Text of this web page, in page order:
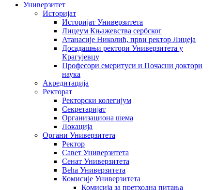
Универзитет
Историјат
Историјат Универзитета
Лицеум Књажевства сербског
Атанасије Николић, први ректор Лицеја
Досадашњи ректори Универзитета у
Крагујевцу
Професори емеритуси и Почасни доктори
наука
Акредитација
Ректорат
Ректорски колегијум
Секретаријат
Организациона шема
Локација
Органи Универзитета
Ректор
Савет Универзитета
Сенат Универзитета
Већа Универзитета
Комисије Универзитета
Комисија за претходна питања